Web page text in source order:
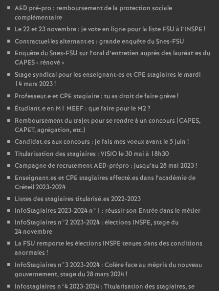
AED pré-pro : remboursement de la protection sociale
complémentaire
Le 22 et 23 novembre : je vote en ligne pour la liste FSU à l’INSPE !
Contractuel·les alternant·es : grande enquête du Snes-FSU
Enquête du Snes-FSU sur l’oral d’entretien auprès des lauréat•es du
CAPES« rénové»
Stage syndical pour les enseignant-es etCPE stagiaires le mardi
14 mars 2023!
Professeur.e etCPE stagiaire : tu as droit de faire grève!
Étudiant.e en M1 MEEF : que faire pour le M2?
Remboursement du trajet pour se rendre à un concours (CAPES,
CAPET, agrégation, etc.)
Candidat.es aux concours : je fais mes voeux avant le 5 juin !
Titularisation des stagiaires : VISIO le 30 mai à 18h30
Campagne de recrutementAED-prépro : jusqu’au 28 mai 2023!
Enseignant.es etCPE stagiaires affecté.es dans l’académie de
Créteil 2023-2024
Listes des stagiaires titularisé.es 2022-2023
InfoStagiaires 2023-2024 n°1 : réussir son Entrée dans le métier
InfoStagiaires n°2 2023-2024 : élections INSPE, stage du
24 novembre
La FSU remporte les élections INSPE tenues dans des conditions
anormales !
InfoStagiaires n°3 2023-2024 : Colère face au mépris du nouveau
gouvernement, stage du 28 mars 2024!
Infostagiaires n°4 2023-2024 : Titularisation des stagiaires, se